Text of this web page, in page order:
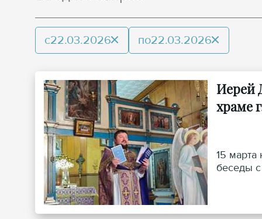
с22.03.2026 по22.03.2026
Иерей
храме
15
беседы